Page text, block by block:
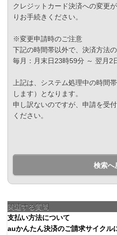
クレジットカード決済への変更
りお手続きください。
※変更申請時のご注意
下記の時間帯以外で、決済方法
毎月：月末日23時59分 ～ 翌月2
上記は、システム処理中の時間
します）となります。
申し訳ないのですが、申請を受
ください。
検索へ
関連する質問
支払い方法について
auかんたん決済のご請求サイクル